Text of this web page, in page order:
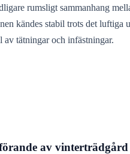
rumsligt sammanhang
kändes stabil trots det luftiga
tätningar och infästningar.
av